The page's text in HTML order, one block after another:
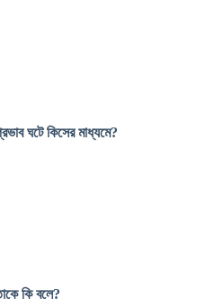
ঘটে কিসের মাধ্যমে?
কি বলে?